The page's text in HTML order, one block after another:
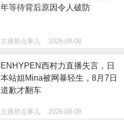
年等待背后原因令人破防
主播那点事儿 2026-08-09
ENHYPEN西村力直播失言，日
本站姐Mina被网暴轻生，8月7日
道歉才翻车
主播那点事儿 2026-08-09